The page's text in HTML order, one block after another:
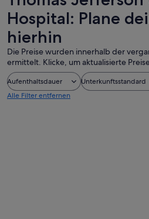
Hospital: Plane
hierhin
Die Preise wurden innerhalb der
ermittelt. Klicke, um aktualisierte
Aufenthaltsdauer Unterkunftsstandard
Alle Filter entfernen